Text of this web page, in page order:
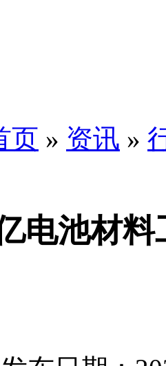
页 » 资讯 »
电池材